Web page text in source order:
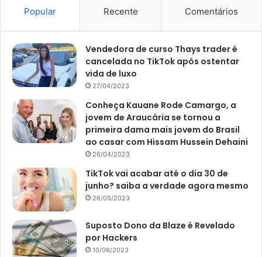
Popular Recente Comentários
Vendedora de curso Thays trader é
cancelada no TikTok após ostentar
vida de luxo
27/04/2023
Conheça Kauane Rode Camargo, a
jovem de Araucária se tornou a
primeira dama mais jovem do Brasil
ao casar com Hissam Hussein Dehaini
26/04/2023
TikTok vai acabar até o dia 30 de
junho? saiba a verdade agora mesmo
26/05/2023
Suposto Dono da Blaze é Revelado
por Hackers
10/06/2023